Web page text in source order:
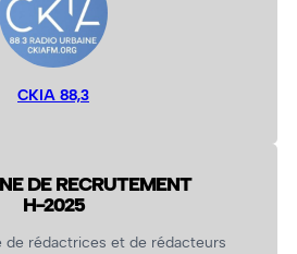
CKIA 88,3
DE RECRUTEMENT
H-2025
de rédactrices et de rédacteurs